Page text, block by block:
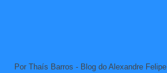
Por Thaís Barros - Blog do Alexandre Felipe